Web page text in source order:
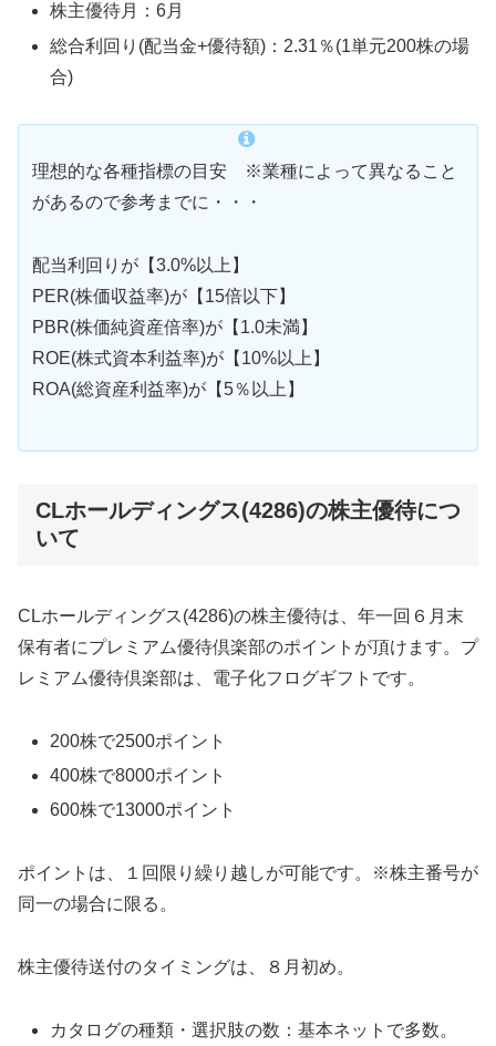
株主優待月：6月
総合利回り(配当金+優待額)：2.31％(1単元200株の場
合)
理想的な各種指標の目安 ※業種によって異なること
があるので参考までに・・・
配当利回りが【3.0%以上】
PER(株価収益率)が【15倍以下】
PBR(株価純資産倍率)が【1.0未満】
ROE(株式資本利益率)が【10%以上】
ROA(総資産利益率)が【5％以上】
CLホールディングス(4286)の株主優待につ
いて
CLホールディングス(4286)の株主優待は、年一回６月末
保有者にプレミアム優待倶楽部のポイントが頂けます。プ
レミアム優待倶楽部は、電子化フログギフトです。
200株で2500ポイント
400株で8000ポイント
600株で13000ポイント
ポイントは、１回限り繰り越しが可能です。※株主番号が
同一の場合に限る。
株主優待送付のタイミングは、８月初め。
カタログの種類・選択肢の数：基本ネットで多数。